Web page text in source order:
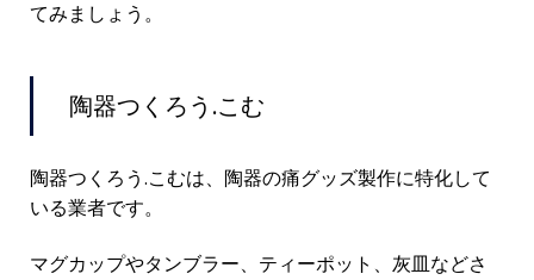
てみましょう。
陶器つくろう.こむ
陶器つくろう.こむは、陶器の痛グッズ製作に特化して
いる業者です。
マグカップやタンブラー、ティーポット、灰皿などさ